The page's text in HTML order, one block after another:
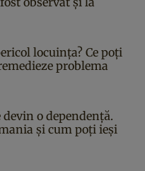
locuința? Ce poți
problema
o dependență.
și cum poți ieși